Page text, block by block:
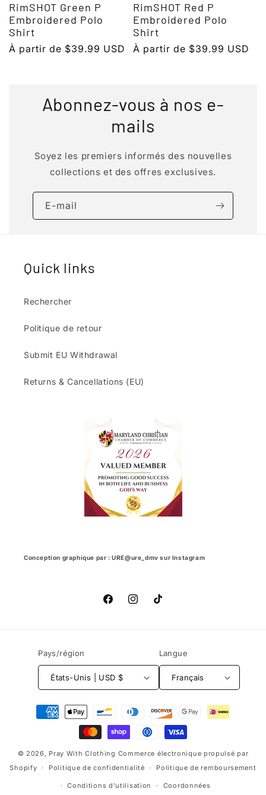
RimSHOT Green P
Embroidered Polo
Shirt
Prix
À partir de $39.99 USD
RimSHOT Red P
Embroidered Polo
Shirt
Prix
À partir de $39.99 USD
Abonnez-vous à nos e-
mails
Soyez les premiers informés des nouvelles
collections et des offres exclusives.
E-mail
Quick links
Rechercher
Politique de retour
Submit EU Withdrawal
Returns & Cancellations (EU)
Conception graphique par : URE@ure_dmv sur Instagram
FacebookInstagramTikTok
Pays/région
États-Unis | USD $
Langue
Français
Moyens
© 2026, Pray With Clothing Commerce électronique propulsé par
Shopify
Politique de confidentialité Politique de remboursement
Conditions d’utilisation Coordonnées